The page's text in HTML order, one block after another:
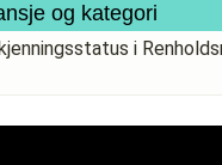
og kategori
i